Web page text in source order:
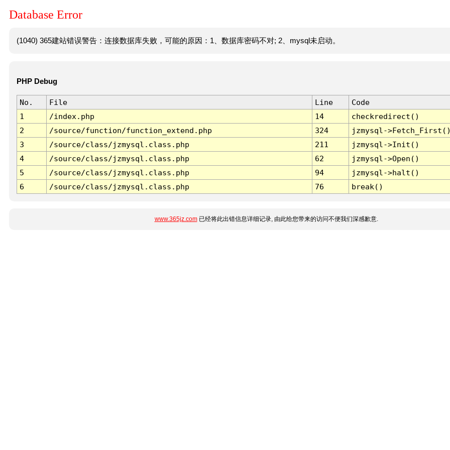
Database Error
(1040) 365建站错误警告：连接数据库失败，可能的原因：1、数据库密码不对; 2、mysql未启动。
PHP Debug
No. File Line
Code
1
/index.php 14
checkredirect()
2
/source/function/function_extend.php 324
jzmysql-
3
/source/class/jzmysql.class.php 211
jzmysql->Init()
4
/source/class/jzmysql.class.php 62
jzmysql->Open()
5
/source/class/jzmysql.class.php 94
jzmysql->halt()
6
/source/class/jzmysql.class.php 76 break()
www.365jz.com已经将此出错信息详细记录, 由此给您带来的访问不便我们深感歉意.